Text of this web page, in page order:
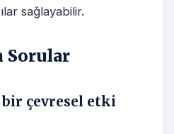
sağlayabilir.
Sorular
bir çevresel etki